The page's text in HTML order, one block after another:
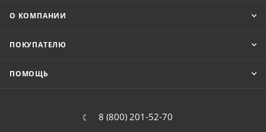
О КОМПАНИИ
ПОКУПАТЕЛЮ
ПОМОЩЬ
8 (800) 201-52-70